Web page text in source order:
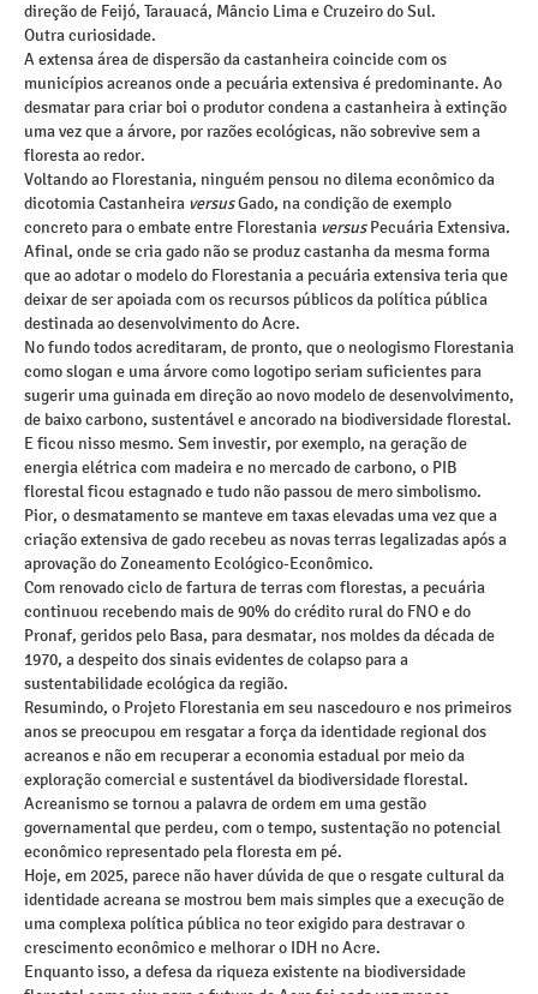
direção de Feijó, Tarauacá, Mâncio Lima e Cruzeiro do Sul.
Outra curiosidade.
A extensa área de dispersão da castanheira coincide com os
municípios acreanos onde a pecuária extensiva é predominante. Ao
desmatar para criar boi o produtor condena a castanheira à extinção
uma vez que a árvore, por razões ecológicas, não sobrevive sem a
floresta ao redor.
Voltando ao Florestania, ninguém pensou no dilema econômico da
dicotomia Castanheira versusGado, na condição de exemplo
concreto para o embate entre Florestania versusPecuária Extensiva.
Afinal, onde se cria gado não se produz castanha da mesma forma
que ao adotar o modelo do Florestania a pecuária extensiva teria que
deixar de ser apoiada com os recursos públicos da política pública
destinada ao desenvolvimento do Acre.
No fundo todos acreditaram, de pronto, que o neologismo Florestania
como slogan e uma árvore como logotipo seriam suficientes para
sugerir uma guinada em direção ao novo modelo de desenvolvimento,
de baixo carbono, sustentável e ancorado na biodiversidade florestal.
E ficou nisso mesmo. Sem investir, por exemplo, na geração de
energia elétrica com madeira e no mercado de carbono, o PIB
florestal ficou estagnado e tudo não passou de mero simbolismo.
Pior, o desmatamento se manteve em taxas elevadas uma vez que a
criação extensiva de gado recebeu as novas terras legalizadas após a
aprovação do Zoneamento Ecológico-Econômico.
Com renovado ciclo de fartura de terras com florestas, a pecuária
continuou recebendo mais de 90% do crédito rural do FNO e do
Pronaf, geridos pelo Basa, para desmatar, nos moldes da década de
1970, a despeito dos sinais evidentes de colapso para a
sustentabilidade ecológica da região.
Resumindo, o Projeto Florestania em seu nascedouro e nos primeiros
anos se preocupou em resgatar a força da identidade regional dos
acreanos e não em recuperar a economia estadual por meio da
exploração comercial e sustentável da biodiversidade florestal.
Acreanismo se tornou a palavra de ordem em uma gestão
governamental que perdeu, com o tempo, sustentação no potencial
econômico representado pela floresta em pé.
Hoje, em 2025, parece não haver dúvida de que o resgate cultural da
identidade acreana se mostrou bem mais simples que a execução de
uma complexa política pública no teor exigido para destravar o
crescimento econômico e melhorar o IDH no Acre.
Enquanto isso, a defesa da riqueza existente na biodiversidade